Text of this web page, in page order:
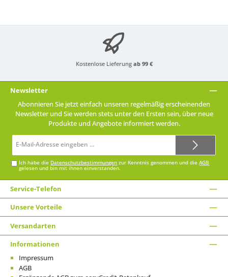
Kostenlose Lieferung ab 99 €
Newsletter
Abonnieren Sie jetzt einfach unseren regelmäßig erscheinenden
Newsletter und Sie werden stets unter den Ersten sein, über neue
Produkte und Angebote informiert werden.
Mail-
Ich habe die Datenschutzbestimmungen zur Kenntnis genommen und dieAGB
gelesen und bin mit ihnen einverstanden.
Service-Telefon
Unsere Vorteile
Versandarten
Informationen
Impressum
AGB